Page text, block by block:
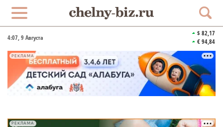
4:07, 9 Августа
$ 82,17
€ 94,84
РЕКЛАМА
РЕКЛАМА